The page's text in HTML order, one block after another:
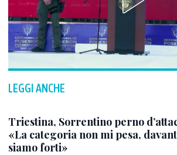
LEGGI ANCHE
Triestina, Sorrentino perno
«La categoria non mi pesa,
siamo forti»